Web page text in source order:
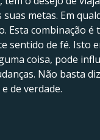
metas. Em
combinação
sentido de fé. Isto
coisa, pode
Não basta
de verdade.